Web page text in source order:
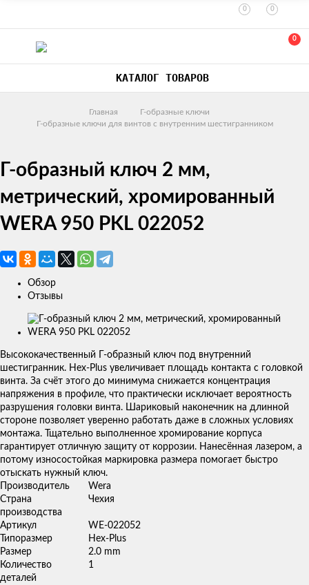
0 0
0
КАТАЛОГ ТОВАРОВ
Главная
Г-образные ключи
Г-образные ключи для винтов с внутренним шестигранником
Г-образный ключ 2 мм,
метрический, хромированный
WERA 950 PKL 022052
Обзор
Отзывы
Изображения
Высококачественный Г-образный ключ под внутренний
шестигранник. Hex-Plus увеличивает площадь контакта с головкой
винта. За счёт этого до минимума снижается концентрация
напряжения в профиле, что практически исключает вероятность
разрушения головки винта. Шариковый наконечник на длинной
стороне позволяет уверенно работать даже в сложных условиях
монтажа. Тщательно выполненное хромирование корпуса
гарантирует отличную защиту от коррозии. Нанесённая лазером, а
потому износостойкая маркировка размера помогает быстро
отыскать нужный ключ.
Производитель
Wera
Страна
производства
Чехия
Артикул
WE-022052
Типоразмер
Hex-Plus
Размер
2.0 mm
Количество
деталей
1